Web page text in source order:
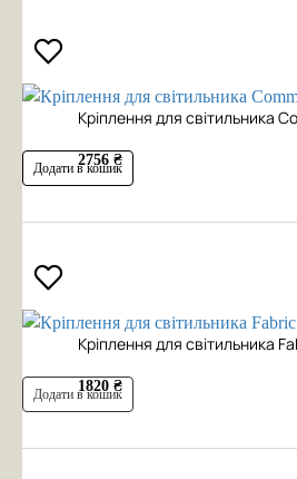
Кріплення для світильника
2756 ₴
Додати в кошик
Кріплення для світильника
1820 ₴
Додати в кошик